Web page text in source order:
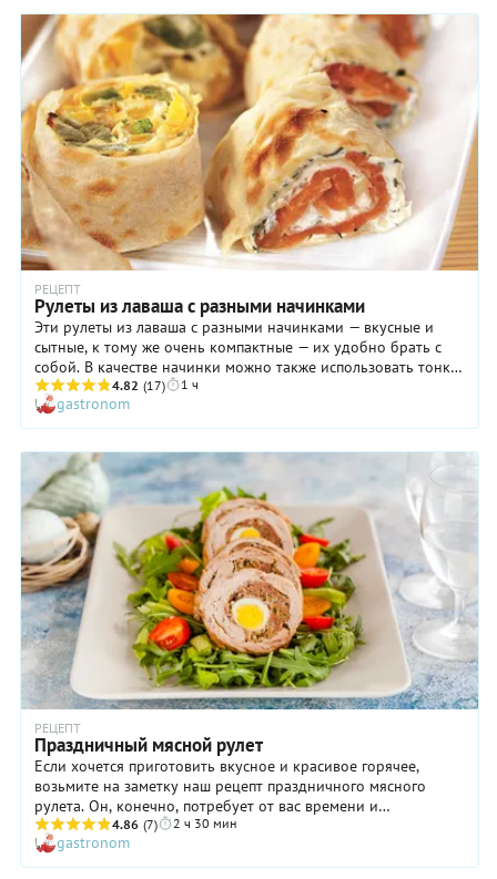
сливочного сыра можно использовать хороший творог
жирностью не менее 9%, смешанный с густой сметаной. Ну и,
наконец, заметим, что идеальным вариантом для начинки
рулета из лаваша станет красная рыба домашнего посола:
она более нежная и сочная, нежели магазинная.
РЕЦЕПТ
Рулеты из лаваша с разными начинками
Эти рулеты из лаваша с разными начинками — вкусные и
сытные, к тому же очень компактные — их удобно брать с
собой. В качестве начинки можно также использовать тонко
нарезанную ветчину, колбасу или буженину и любые
измельченные овощи, которые любите. Мы приготовим два
вида рулетов: первый — со сладким перцем, запеченным в
духовке, а второй — с красной рыбой слабой соли, сыром и
зеленью. Какой из них вкуснее — решать вам. Но мы
советуем повторить оба, нарезать на аккуратные роллы и
подать закуску в виде ассорти.
4.82 (17) 1 ч
gastronom
РЕЦЕПТ
Праздничный мясной рулет
Если хочется приготовить вкусное и красивое горячее,
возьмите на заметку наш рецепт праздничного мясного
рулета. Он, конечно, потребует от вас времени и
определенных кулинарных навыков, но результат точно
превзойдет все ожидания. В основе блюда — свиная
вырезка, которая отбивается в пласт, а затем начиняется
4.86 (7) 2 ч 30 мин
gastronom